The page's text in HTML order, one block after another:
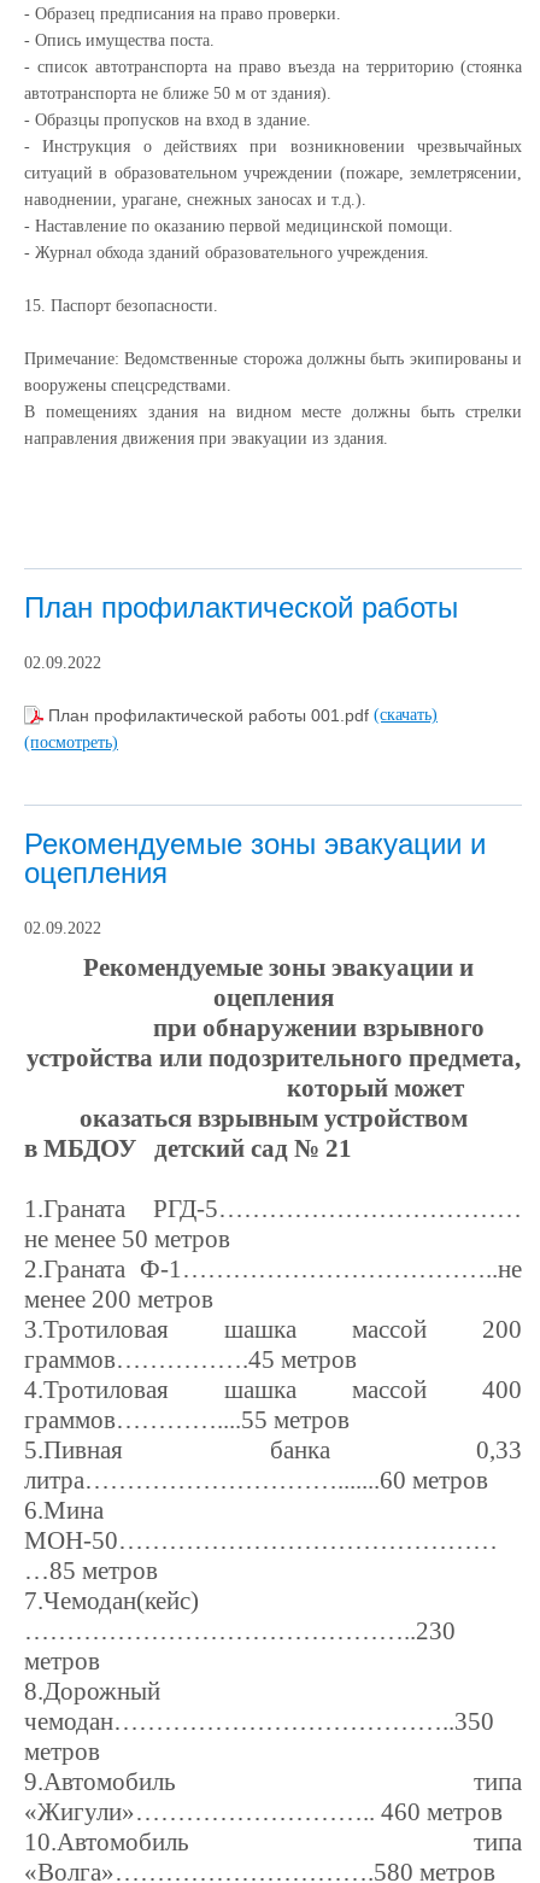
- Образец предписания на право проверки.
- Опись имущества поста.
- список автотранспорта на право въезда на территорию (стоянка
автотранспорта не ближе 50 м от здания).
- Образцы пропусков на вход в здание.
- Инструкция о действиях при возникновении чрезвычайных
ситуаций в образовательном учреждении (пожаре, землетрясении,
наводнении, урагане, снежных заносах и т.д.).
- Наставление по оказанию первой медицинской помощи.
- Журнал обхода зданий образовательного учреждения.
15. Паспорт безопасности.
Примечание: Ведомственные сторожа должны быть экипированы и
вооружены спецсредствами.
В помещениях здания на видном месте должны быть стрелки
направления движения при эвакуации из здания.
План профилактической работы
02.09.2022
План профилактической работы 001.pdf (скачать)
(посмотреть)
Рекомендуемые зоны эвакуации и
оцепления
02.09.2022
Рекомендуемые зоны эвакуации и
оцепления
при обнаружении взрывного
устройства или подозрительного предмета,
который может
оказаться взрывным устройством
в МБДОУ детский сад № 21
1.Граната РГД-5………………………………
не менее 50 метров
2.Граната Ф-1………………………………..не
менее 200 метров
3.Тротиловая шашка массой 200
граммов…………….45 метров
4.Тротиловая шашка массой 400
граммов…………....55 метров
5.Пивная банка 0,33
литра………………………….......60 метров
6.Мина
МОН-50………………………………………
…85 метров
7.Чемодан(кейс)
………………………………………..230
метров
8.Дорожный
чемодан…………………………………..350
метров
9.Автомобиль типа
«Жигули»……………………….. 460 метров
10.Автомобиль типа
«Волга»………………………….580 метров